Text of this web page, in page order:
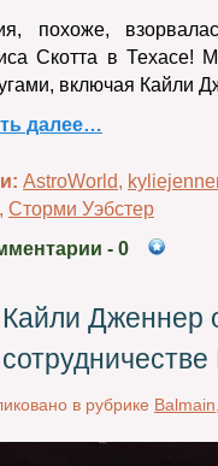
похоже,
Скотта в Техасе!
включая Кайли
далее…
AstroWorld,
, Сторми Уэбстер
- 0
Кайли Дженнер
в рубрике Balmain